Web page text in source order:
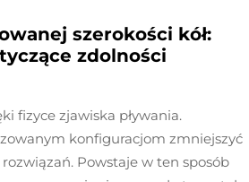
szerokości kół:
zdolności
fizyce zjawiska pływania.
konfiguracjom zmniejszyć
Powstaje w ten sposób